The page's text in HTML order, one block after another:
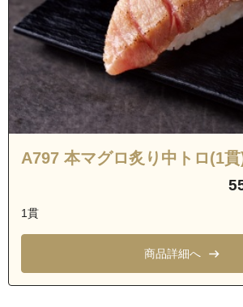
A797 本マグロ炙り中トロ(1貫
1貫
商品詳細へ